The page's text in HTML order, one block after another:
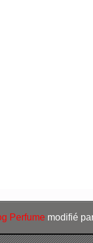
Perfume modifié